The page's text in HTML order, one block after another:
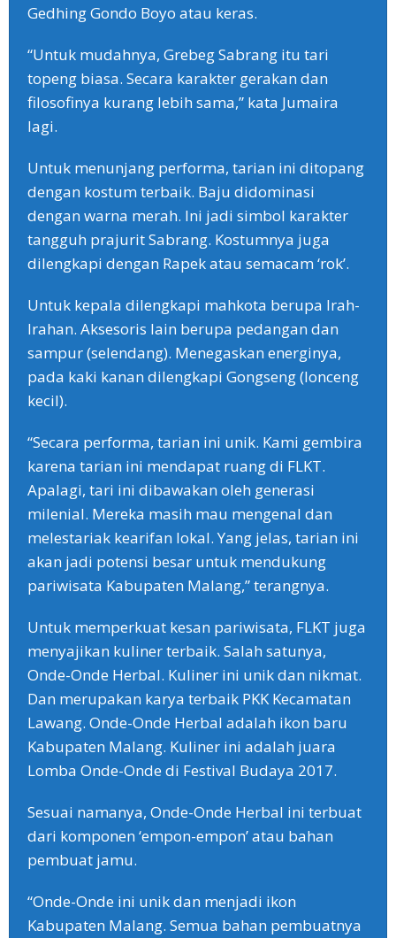
Gedhing Gondo Boyo atau keras.
“Untuk mudahnya, Grebeg Sabrang itu tari
topeng biasa. Secara karakter gerakan dan
filosofinya kurang lebih sama,” kata Jumaira
lagi.
Untuk menunjang performa, tarian ini ditopang
dengan kostum terbaik. Baju didominasi
dengan warna merah. Ini jadi simbol karakter
tangguh prajurit Sabrang. Kostumnya juga
dilengkapi dengan Rapek atau semacam ‘rok’.
Untuk kepala dilengkapi mahkota berupa Irah-
Irahan. Aksesoris lain berupa pedangan dan
sampur (selendang). Menegaskan energinya,
pada kaki kanan dilengkapi Gongseng (lonceng
kecil).
“Secara performa, tarian ini unik. Kami gembira
karena tarian ini mendapat ruang di FLKT.
Apalagi, tari ini dibawakan oleh generasi
milenial. Mereka masih mau mengenal dan
melestariak kearifan lokal. Yang jelas, tarian ini
akan jadi potensi besar untuk mendukung
pariwisata Kabupaten Malang,” terangnya.
Untuk memperkuat kesan pariwisata, FLKT juga
menyajikan kuliner terbaik. Salah satunya,
Onde-Onde Herbal. Kuliner ini unik dan nikmat.
Dan merupakan karya terbaik PKK Kecamatan
Lawang. Onde-Onde Herbal adalah ikon baru
Kabupaten Malang. Kuliner ini adalah juara
Lomba Onde-Onde di Festival Budaya 2017.
Sesuai namanya, Onde-Onde Herbal ini terbuat
dari komponen ‘empon-empon’ atau bahan
pembuat jamu.
“Onde-Onde ini unik dan menjadi ikon
Kabupaten Malang. Semua bahan pembuatnya